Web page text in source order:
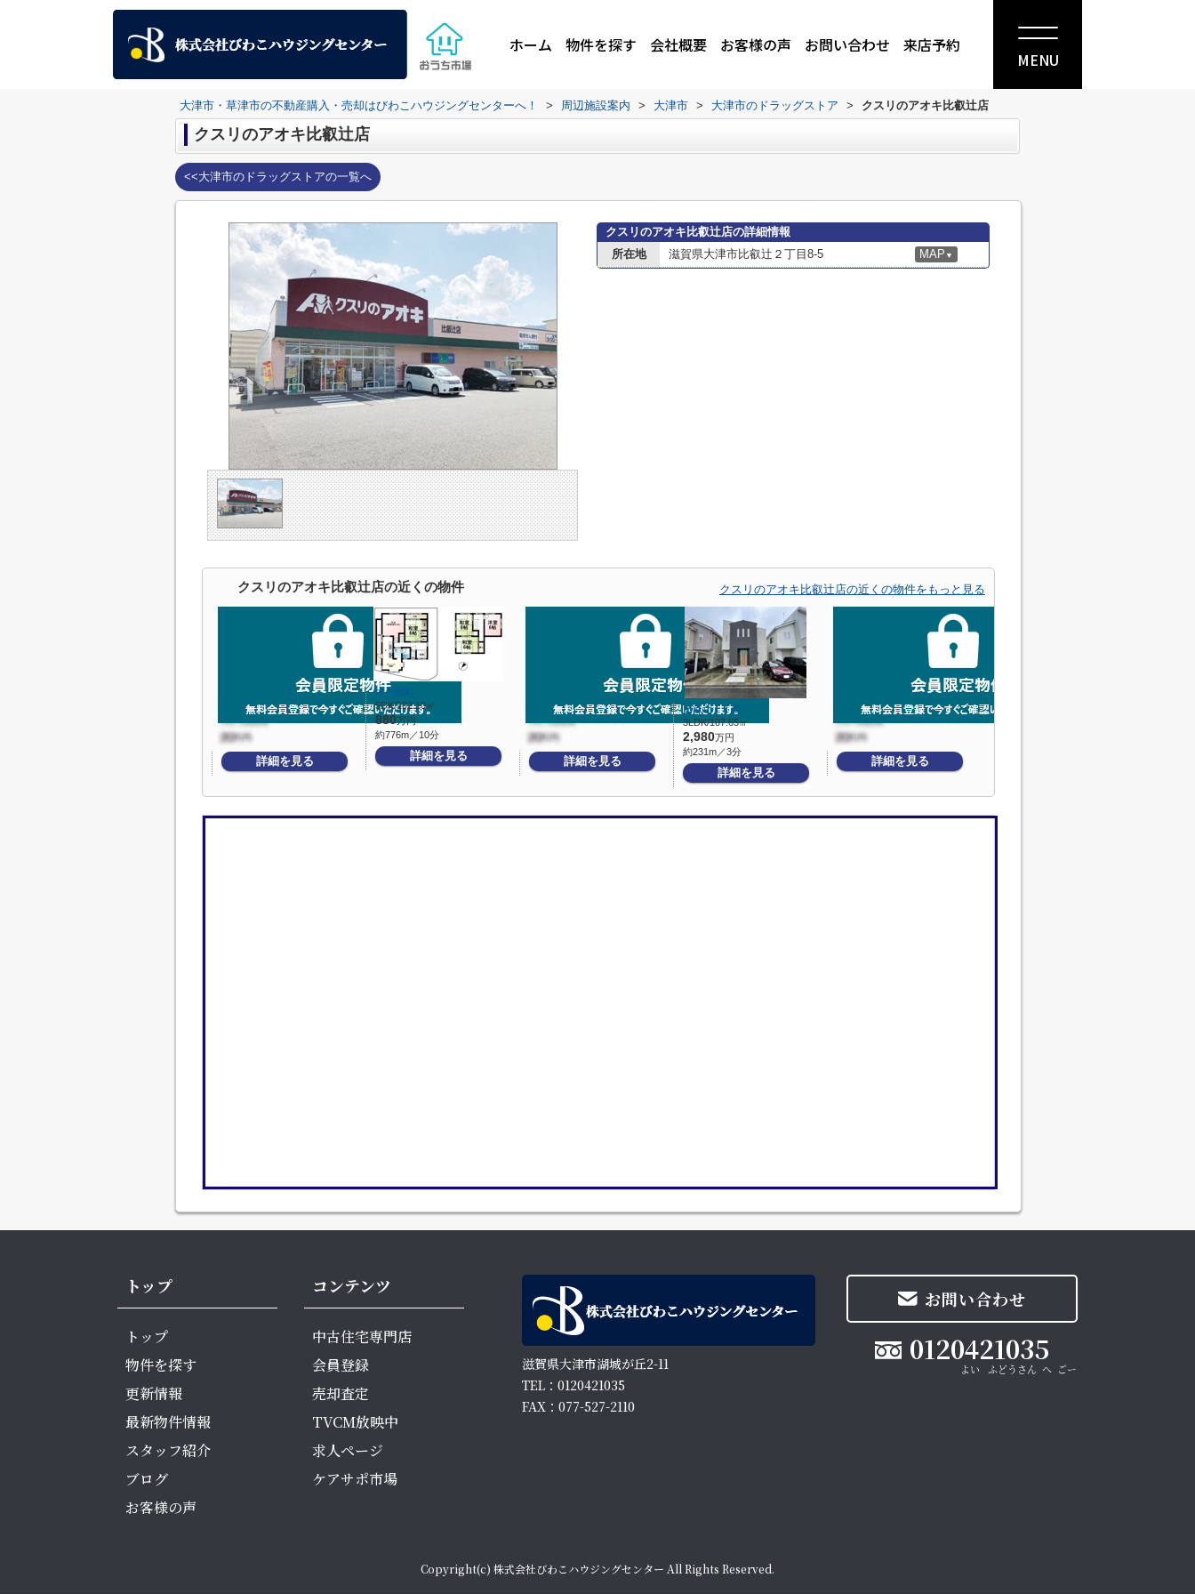
ホーム 物件を探す 会社概要 お客様の声 お問い合わせ 来店予約
MENU
大津市・草津市の不動産購入・売却はびわこハウジングセンターへ！ > 周辺施設案内 > 大津市 > 大津市のドラッグストア > クスリのアオキ比叡辻店
クスリのアオキ比叡辻店
<<大津市のドラッグストアの一覧へ
クスリのアオキ比叡辻店の詳細情報
所在地
滋賀県大津市比叡辻２丁目8-5 MAP ▼
クスリのアオキ比叡辻店の近くの物件 クスリのアオキ比叡辻店の近くの物件をもっと見る
詳細を見る
木の岡町
5DK/102.10㎡
880万円
約776m／10分
詳細を見る 詳細を見る
比叡辻１丁目
3LDK/107.65㎡
2,980万円
約231m／3分
詳細を見る
詳細を見る
トップ
トップ
物件を探す
更新情報
最新物件情報
スタッフ紹介
ブログ
お客様の声
コンテンツ
中古住宅専門店
会員登録
売却査定
TVCM放映中
求人ページ
ケアサポ市場
滋賀県大津市湖城が丘2-11
TEL：0120421035
FAX：077-527-2110
お問い合わせ
0120421035
Copyright(c) 株式会社びわこハウジングセンター All Rights Reserved.